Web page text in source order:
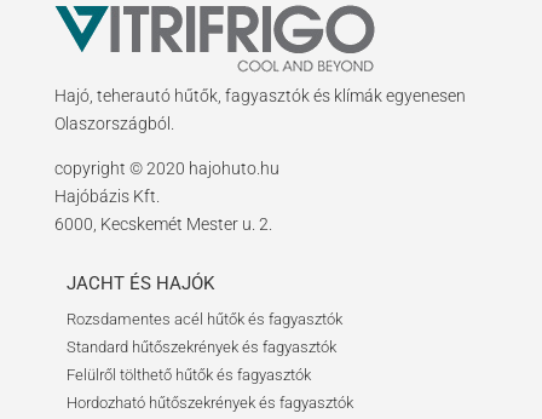
Hajó, teherautó hűtők, fagyasztók és klímák egyenesen
Olaszországból.
copyright © 2020 hajohuto.hu
Hajóbázis Kft.
6000, Kecskemét Mester u. 2.
JACHT ÉS HAJÓK
Rozsdamentes acél hűtők és fagyasztók
Standard hűtőszekrények és fagyasztók
Felülről tölthető hűtők és fagyasztók
Hordozható hűtőszekrények és fagyasztók